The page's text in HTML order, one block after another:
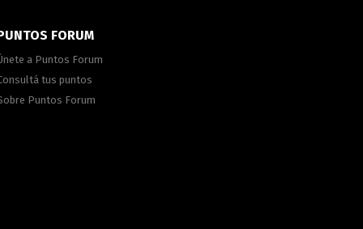
FORUM
a Puntos Forum
tus puntos
Puntos Forum